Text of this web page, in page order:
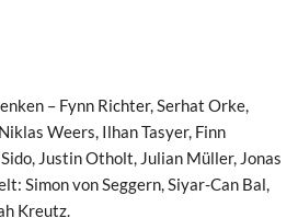
– Fynn Richter, Serhat Orke,
Weers, Ilhan Tasyer, Finn
Justin Otholt, Julian Müller, Jonas
Simon von Seggern, Siyar-Can Bal,
Kreutz.